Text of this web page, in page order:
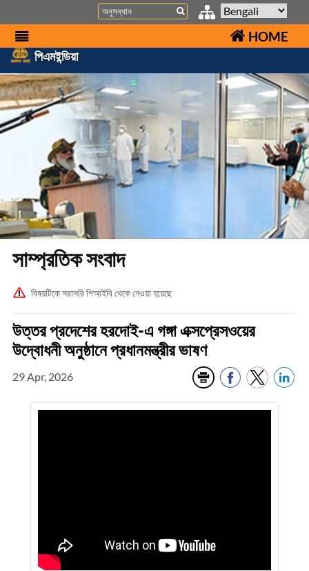
Search
HOME
পিএমইন্ডিয়া
সাম্প্রতিক সংবাদ
বিষয়টিকে সরাসরি পিআইবি থেকে নেওয়া হয়েছে
উত্তর প্রদেশের হরদোই-এ গঙ্গা এক্সপ্রেসওয়ের
উদ্বোধনী অনুষ্ঠানে প্রধানমন্ত্রীর ভাষণ
29 Apr, 2026